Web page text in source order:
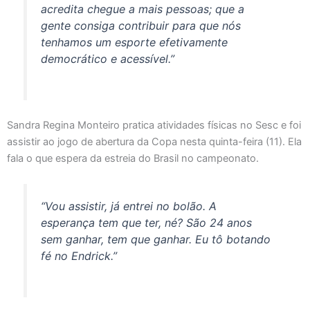
acredita chegue a mais pessoas; que a
gente consiga contribuir para que nós
tenhamos um esporte efetivamente
democrático e acessível.”
Sandra Regina Monteiro pratica atividades físicas no Sesc e foi
assistir ao jogo de abertura da Copa nesta quinta-feira (11). Ela
fala o que espera da estreia do Brasil no campeonato.
“Vou assistir, já entrei no bolão. A
esperança tem que ter, né? São 24 anos
sem ganhar, tem que ganhar. Eu tô botando
fé no Endrick.”